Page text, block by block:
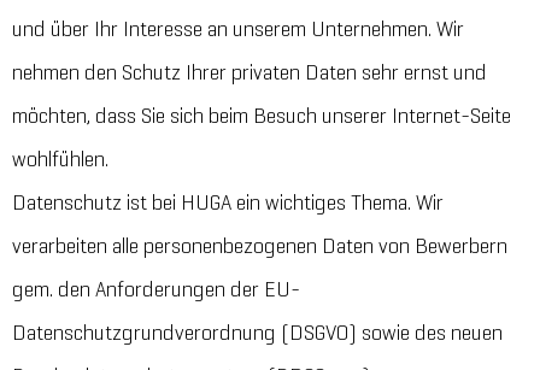
und über Ihr Interesse an unserem Unternehmen. Wir
nehmen den Schutz Ihrer privaten Daten sehr ernst und
möchten, dass Sie sich beim Besuch unserer Internet-Seite
wohlfühlen.
Datenschutz ist bei HUGA ein wichtiges Thema. Wir
verarbeiten alle personenbezogenen Daten von Bewerbern
gem. den Anforderungen der EU-
Datenschutzgrundverordnung (DSGVO) sowie des neuen